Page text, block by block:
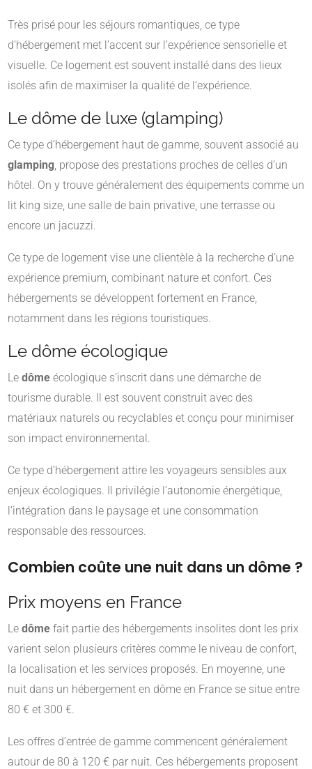
Très prisé pour les séjours romantiques, ce type
d’hébergement met l’accent sur l’expérience sensorielle et
visuelle. Ce logement est souvent installé dans des lieux
isolés afin de maximiser la qualité de l’expérience.
Le dôme de luxe (glamping)
Ce type d’hébergement haut de gamme, souvent associé au
glamping, propose des prestations proches de celles d’un
hôtel. On y trouve généralement des équipements comme un
lit king size, une salle de bain privative, une terrasse ou
encore un jacuzzi.
Ce type de logement vise une clientèle à la recherche d’une
expérience premium, combinant nature et confort. Ces
hébergements se développent fortement en France,
notamment dans les régions touristiques.
Le dôme écologique
Le dôme écologique s’inscrit dans une démarche de
tourisme durable. Il est souvent construit avec des
matériaux naturels ou recyclables et conçu pour minimiser
son impact environnemental.
Ce type d’hébergement attire les voyageurs sensibles aux
enjeux écologiques. Il privilégie l’autonomie énergétique,
l’intégration dans le paysage et une consommation
responsable des ressources.
Combien coûte une nuit dans un dôme ?
Prix moyens en France
Le dôme fait partie des hébergements insolites dont les prix
varient selon plusieurs critères comme le niveau de confort,
la localisation et les services proposés. En moyenne, une
nuit dans un hébergement en dôme en France se situe entre
80 € et 300 €.
Les offres d’entrée de gamme commencent généralement
autour de 80 à 120 € par nuit. Ces hébergements proposent